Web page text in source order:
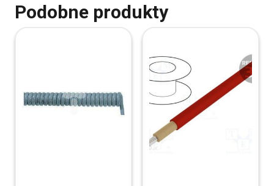
Podobne produkty